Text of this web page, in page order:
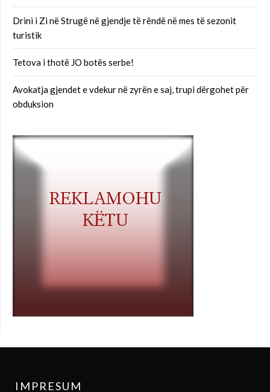
Drini i Zi në Strugë në gjendje të rëndë në mes të sezonit
turistik
Tetova i thotë JO botës serbe!
Avokatja gjendet e vdekur në zyrën e saj, trupi dërgohet për
obduksion
IMPRESUM